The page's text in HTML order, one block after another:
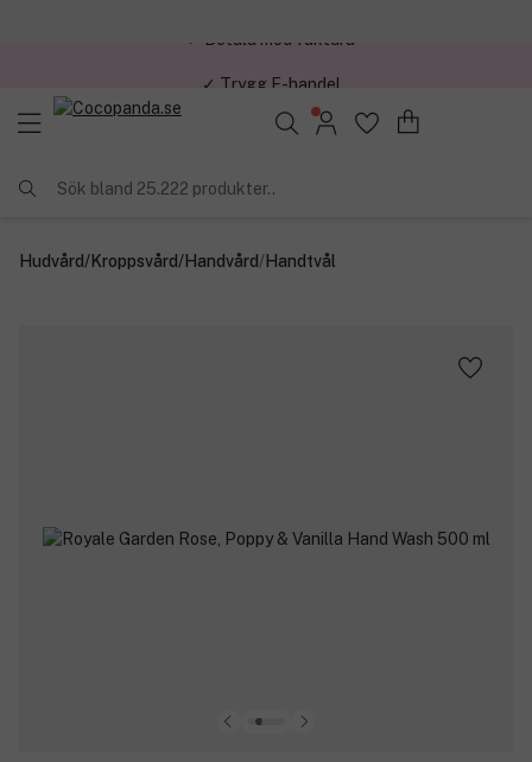
Sök bland 25.222 produkter..
Hudvård/Kroppsvård/Handvård/Handtvål